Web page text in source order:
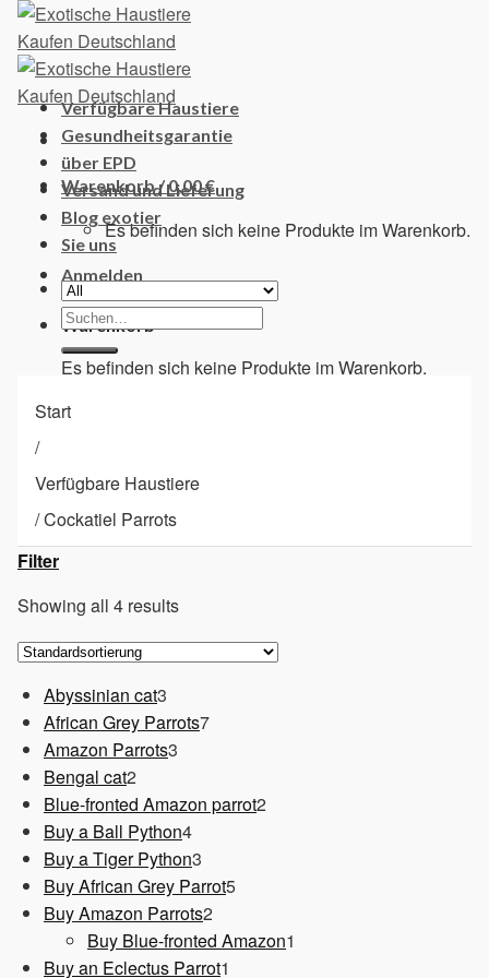
Skip
content
Warenkorb /0,00€
Es befinden sich keine Produkte im Warenkorb.
Anmelden
Warenkorb
Es befinden sich keine Produkte im Warenkorb.
Verfügbare Haustiere
Gesundheitsgarantie
über EPD
Versand und Lieferung
Blog exotier
Sie uns
Suchen
nach:
Start
/
Verfügbare Haustiere
/Cockatiel Parrots
Filter
Showing all 4 results
Abyssinian cat3
Produkte
African Grey Parrots77
Amazon Parrots3
Bengal cat22
Produkte
Blue-fronted Amazon parrot22
Buy a Ball Python44
Produkte
Buy a Tiger Python3
Produkte
Buy African Grey Parrot55
Buy Amazon Parrots22
Produkte
Buy Blue-fronted Amazon1
Buy an Eclectus Parrot1